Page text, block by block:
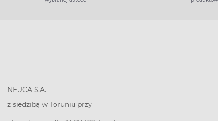
NEUCA S.A.
z siedzibą w Toruniu przy